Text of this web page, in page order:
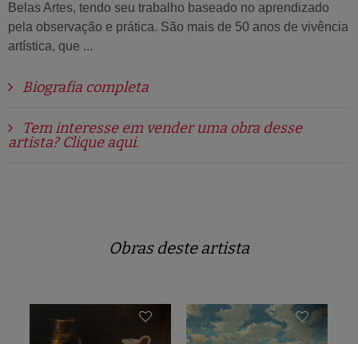
Belas Artes, tendo seu trabalho baseado no aprendizado
pela observação e prática. São mais de 50 anos de vivência
artística, que ...
Biografia completa
Tem interesse em vender uma obra desse
artista? Clique aqui.
Obras deste artista